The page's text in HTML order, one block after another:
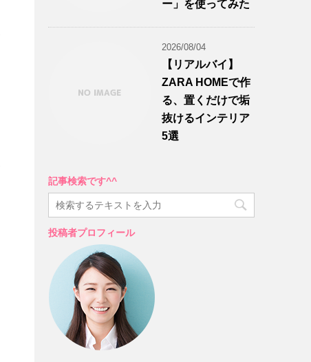
ー」を使ってみた
2026/08/04
【リアルバイ】
ZARA HOMEで作
る、置くだけで垢
抜けるインテリア
5選
記事検索です^^
投稿者プロフィール